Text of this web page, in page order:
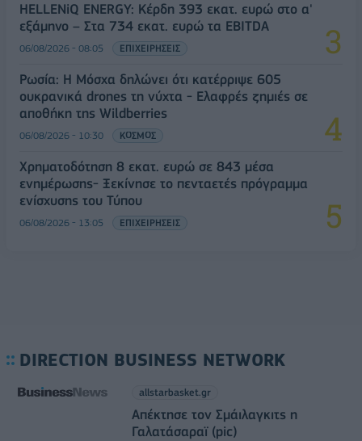
HELLENiQ ENERGY: Κέρδη 393 εκατ. ευρώ στο α'
εξάμηνο – Στα 734 εκατ. ευρώ τα EBITDA
06/08/2026 - 08:05 ΕΠΙΧΕΙΡΗΣΕΙΣ
Ρωσία: Η Μόσχα δηλώνει ότι κατέρριψε 605
ουκρανικά drones τη νύχτα - Ελαφρές ζημιές σε
αποθήκη της Wildberries
06/08/2026 - 10:30 ΚΟΣΜΟΣ
Χρηματοδότηση 8 εκατ. ευρώ σε 843 μέσα
ενημέρωσης- Ξεκίνησε το πενταετές πρόγραμμα
ενίσχυσης του Τύπου
06/08/2026 - 13:05 ΕΠΙΧΕΙΡΗΣΕΙΣ
DIRECTION BUSINESS NETWORK
allstarbasket.gr
Απέκτησε τον Σμάιλαγκιτς η
Γαλατάσαραϊ (pic)